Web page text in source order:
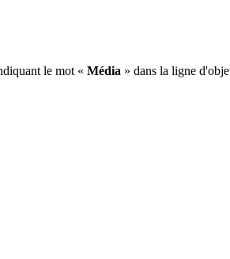
le mot « Média » dans la ligne